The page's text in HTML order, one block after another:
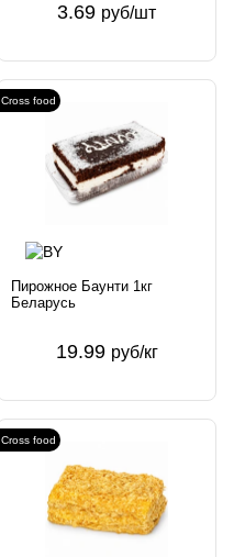
3.69 руб/шт
Cross food
Пирожное Баунти 1кг
Беларусь
19.99 руб/кг
Cross food